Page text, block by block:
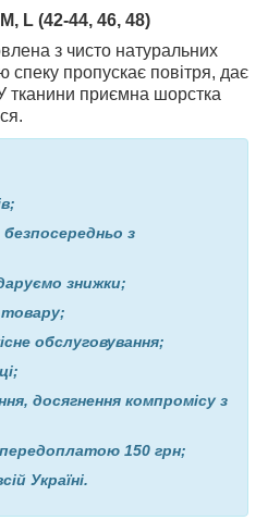
L (42-44, 46, 48)
​​з чисто натуральних
спеку пропускає повітря, дає
тканини приємна шорстка
з
знижки;
обслуговування;
досягнення компромісу з
150 грн;
Україні.